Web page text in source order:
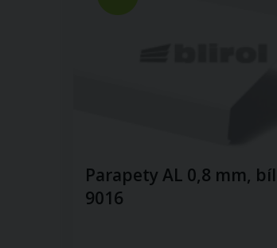
Parapety AL 0,8 mm,
9016